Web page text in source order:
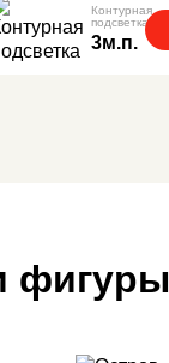
Контурная
подсветка
3м.п.